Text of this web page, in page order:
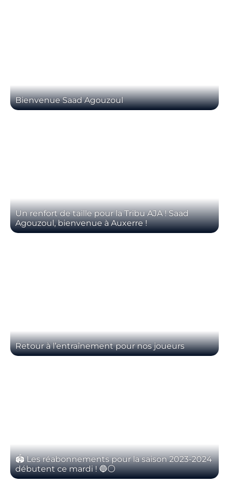
Bienvenue Saad Agouzoul
Un renfort de taille pour la Tribu AJA ! Saad
Agouzoul, bienvenue à Auxerre !
Retour à l’entraînement pour nos joueurs
🏟️ Les réabonnements pour la saison 2023-2024
débutent ce mardi ! 🔵⚪️